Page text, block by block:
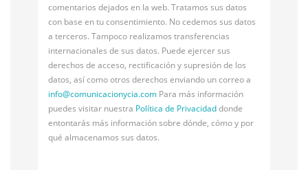
comentarios dejados en la web. Tratamos sus datos
con base en tu consentimiento. No cedemos sus datos
a terceros. Tampoco realizamos transferencias
internacionales de sus datos. Puede ejercer sus
derechos de acceso, rectificación y supresión de los
datos, así como otros derechos enviando un correo a
info@comunicacionycia.com Para más información
puedes visitar nuestra Política de Privacidaddonde
entontarás más información sobre dónde, cómo y por
qué almacenamos sus datos.